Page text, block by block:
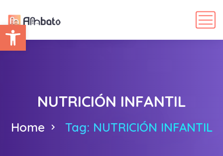
Abrir barra de herramientas
NUTRICIÓN INFANTIL
Home Tag: NUTRICIÓN INFANTIL